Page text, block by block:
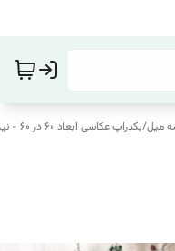
میل/بکدراپ عکاسی ابعاد 60 در 60 - نیروانا